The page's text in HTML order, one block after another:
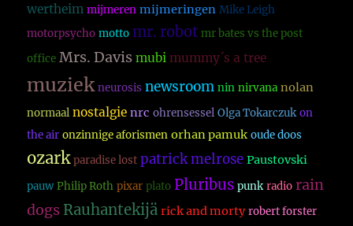
wertheim mijmeren mijmeringen Mike Leigh
motorpsycho motto mr. robot mr bates vs the post
office Mrs. Davis mubi mummy´s a tree
muziek neurosis newsroom nin nirvana nolan
normaal nostalgie nrc ohrensessel Olga Tokarczuk on
the air onzinnige aforismen orhan pamuk oude doos
ozark paradise lost patrick melrose Paustovski
pauw Philip Roth pixar plato Pluribus punk radio rain
dogs Rauhantekijä rick and morty robert forster